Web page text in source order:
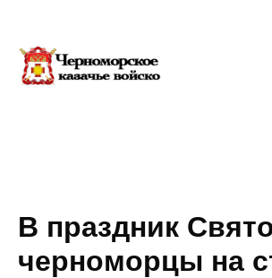
В праздник
черноморцы на